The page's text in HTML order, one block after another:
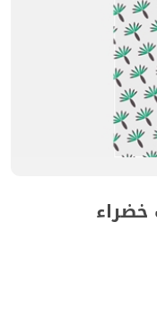
خضراء